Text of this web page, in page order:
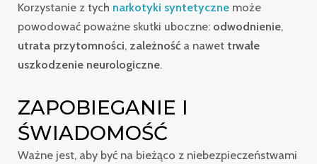
Korzystanie z tych narkotyki syntetyczne może
powodować poważne skutki uboczne: odwodnienie,
utrata przytomności, zależność a nawet trwałe
uszkodzenie neurologiczne.
ZAPOBIEGANIE I
ŚWIADOMOŚĆ
Ważne jest, aby być na bieżąco z niebezpieczeństwami